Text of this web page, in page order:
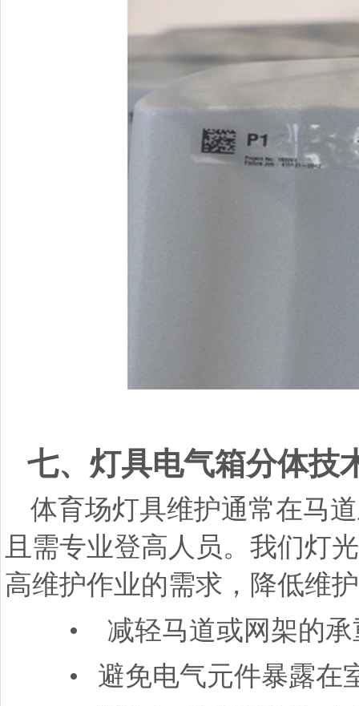
七、灯具电气箱分体技
体育场灯具维护通常在马
且需专业登高人员。我们灯
高维护作业的需求，降低维
•
减轻马道或网架的
•
避免电气元件暴露在